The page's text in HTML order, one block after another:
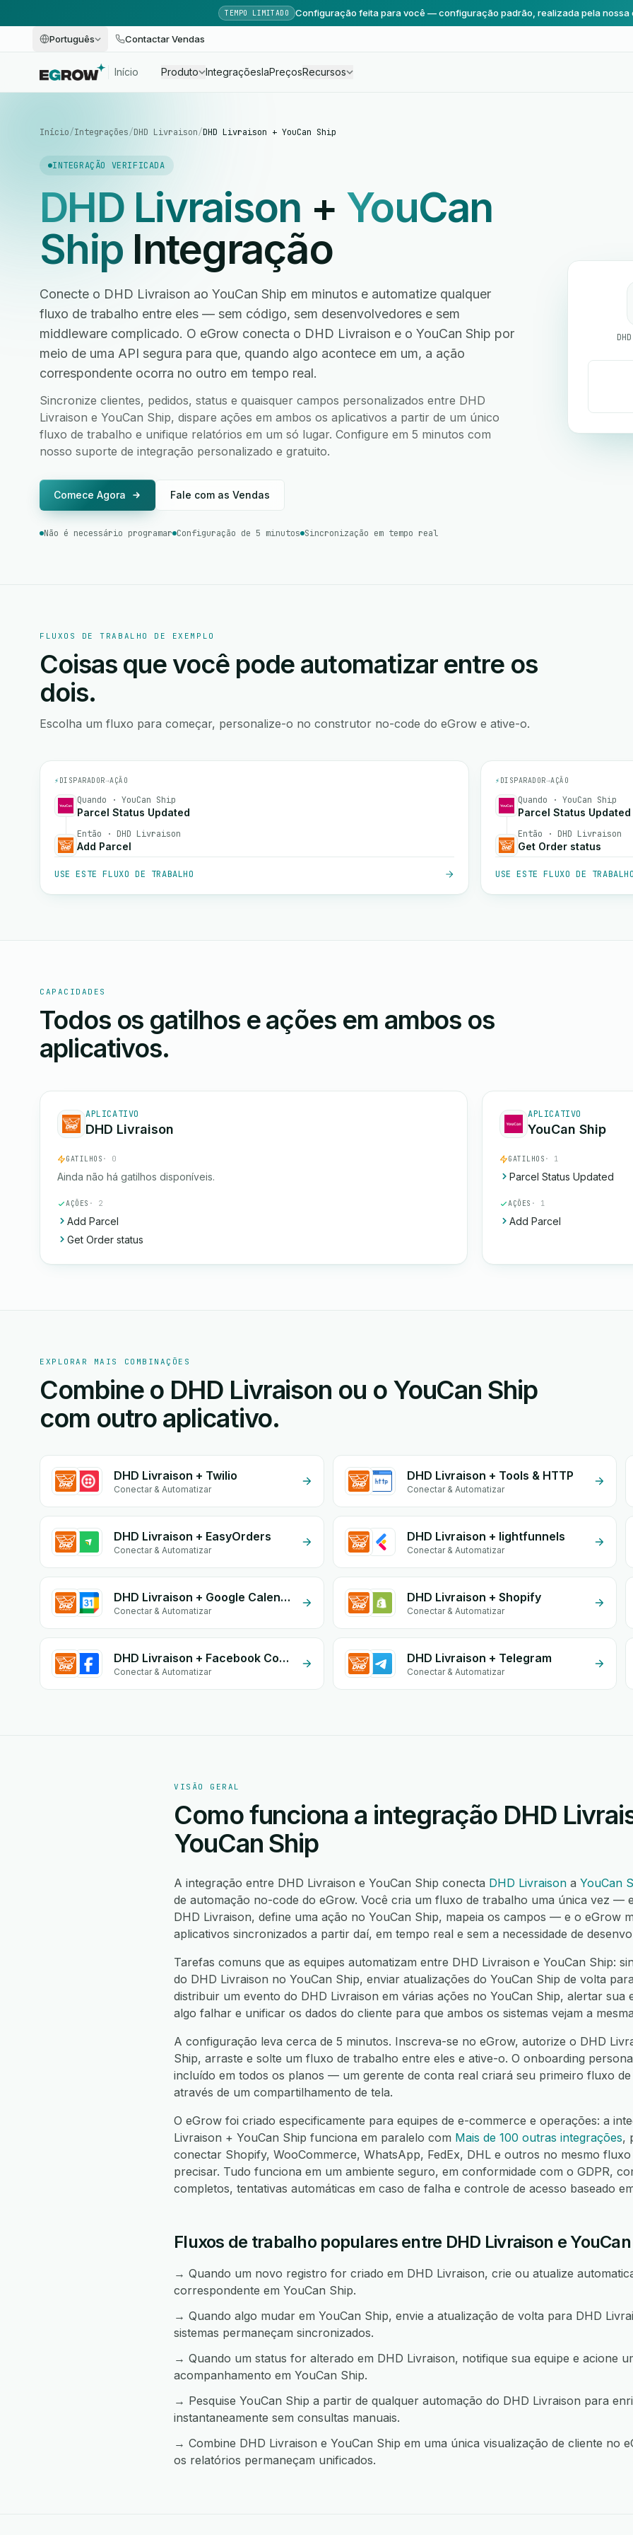
TEMPO LIMITADO Configuração feita para você — configuração padrão, realizada pela nossa
Português Contactar Vendas
Início Produto IntegraçõesIaPreçosRecursos
Início/Integrações/DHD Livraison/DHD Livraison + YouCan Ship
INTEGRAÇÃO VERIFICADA
DHD Livraison + YouCan
Ship Integração
Conecte o DHD Livraison ao YouCan Ship em minutos e automatize qualquer
fluxo de trabalho entre eles — sem código, sem desenvolvedores e sem
middleware complicado. O eGrow conecta o DHD Livraison e o YouCan Ship por
meio de uma API segura para que, quando algo acontece em um, a ação
correspondente ocorra no outro em tempo real.
Sincronize clientes, pedidos, status e quaisquer campos personalizados entre DHD
Livraison e YouCan Ship, dispare ações em ambos os aplicativos a partir de um único
fluxo de trabalho e unifique relatórios em um só lugar. Configure em 5 minutos com
nosso suporte de integração personalizado e gratuito.
Comece Agora Fale com as Vendas
Não é necessário programar Configuração de 5 minutos Sincronização em tempo real
FLUXOS DE TRABALHO DE EXEMPLO
Coisas que você pode automatizar entre os
dois.
Escolha um fluxo para começar, personalize-o no construtor no-code do eGrow e ative-o.
⚡ DISPARADOR→AÇÃO
Quando · YouCan Ship
Parcel Status Updated
Então · DHD Livraison
Add Parcel
USE ESTE FLUXO DE TRABALHO
⚡ DISPARADOR→AÇÃO
Quando · YouCan Ship
Parcel Status Updated
Então · DHD Livraison
Get Order status
USE ESTE FLUXO DE
CAPACIDADES
Todos os gatilhos e ações em ambos os
aplicativos.
APLICATIVO
DHD Livraison
GATILHOS · 0
Ainda não há gatilhos disponíveis.
AÇÕES · 2
Add Parcel
Get Order status
APLICATIVO
YouCan Ship
GATILHOS · 1
Parcel Status Updated
AÇÕES · 1
Add Parcel
EXPLORAR MAIS COMBINAÇÕES
Combine o DHD Livraison ou o YouCan Ship
com outro aplicativo.
DHD Livraison + Twilio
Conectar & Automatizar
DHD Livraison + Tools & HTTP
Conectar & Automatizar
DHD Livraison + EasyOrders
Conectar & Automatizar
DHD Livraison + lightfunnels
Conectar & Automatizar
DHD Livraison + Google Calendar
Conectar & Automatizar
DHD Livraison + Shopify
Conectar & Automatizar
DHD Livraison + Facebook Conversion API (CAPI)
Conectar & Automatizar
DHD Livraison + Telegram
Conectar & Automatizar
VISÃO GERAL
Como funciona a integração DHD
YouCan Ship
A integração entre DHD Livraison e YouCan Ship conecta DHD Livraison a YouCan
de automação no-code do eGrow. Você cria um fluxo de trabalho uma única vez —
DHD Livraison, define uma ação no YouCan Ship, mapeia os campos — e o eGrow
aplicativos sincronizados a partir daí, em tempo real e sem a necessidade de
Tarefas comuns que as equipes automatizam entre DHD Livraison e YouCan Ship:
do DHD Livraison no YouCan Ship, enviar atualizações do YouCan Ship de volta
distribuir um evento do DHD Livraison em várias ações no YouCan Ship, alertar sua
algo falhar e unificar os dados do cliente para que ambos os sistemas vejam a
A configuração leva cerca de 5 minutos. Inscreva-se no eGrow, autorize o DHD
Ship, arraste e solte um fluxo de trabalho entre eles e ative-o. O onboarding
incluído em todos os planos — um gerente de conta real criará seu primeiro fluxo
através de um compartilhamento de tela.
O eGrow foi criado especificamente para equipes de e-commerce e operações: a
Livraison + YouCan Ship funciona em paralelo com Mais de 100 outras integrações,
conectar Shopify, WooCommerce, WhatsApp, FedEx, DHL e outros no mesmo
precisar. Tudo funciona em um ambiente seguro, em conformidade com o GDPR,
completos, tentativas automáticas em caso de falha e controle de acesso baseado
Fluxos de trabalho populares entre DHD Livraison e
→ Quando um novo registro for criado em DHD Livraison, crie ou atualize
correspondente em YouCan Ship.
→ Quando algo mudar em YouCan Ship, envie a atualização de volta para DHD
sistemas permaneçam sincronizados.
→ Quando um status for alterado em DHD Livraison, notifique sua equipe e acione
acompanhamento em YouCan Ship.
→ Pesquise YouCan Ship a partir de qualquer automação do DHD Livraison para
instantaneamente sem consultas manuais.
→ Combine DHD Livraison e YouCan Ship em uma única visualização de cliente no
os relatórios permaneçam unificados.